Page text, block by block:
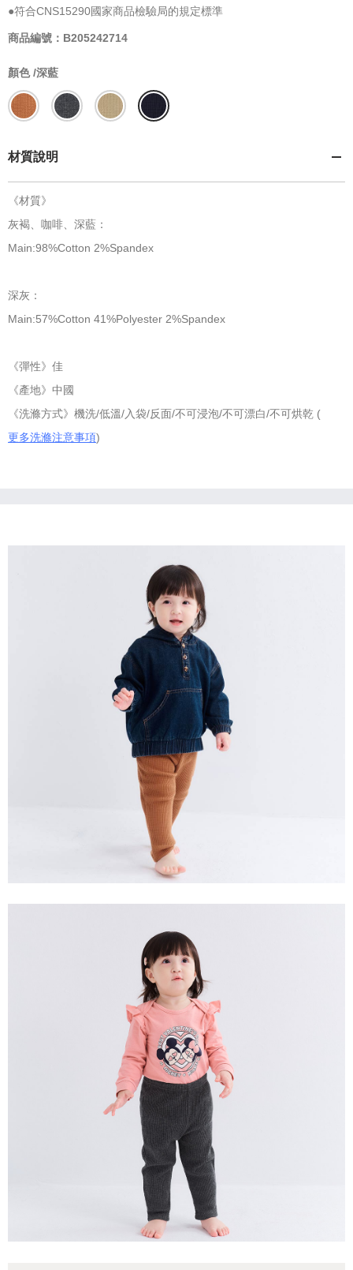
●符合CNS15290國家商品檢驗局的規定標準
商品編號：B205242714
顏色 /深藍
材質說明
《材質》
灰褐、咖啡、深藍：
Main:98%Cotton 2%Spandex
深灰：
Main:57%Cotton 41%Polyester 2%Spandex
《彈性》佳
《產地》中國
《洗滌方式》機洗/低溫/入袋/反面/不可浸泡/不可漂白/不可烘乾 (
更多洗滌注意事項)